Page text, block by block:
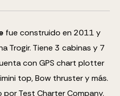
fue construido en 2011 y
Trogir. Tiene 3 cabinas y 7
con GPS chart plotter
top, Bow thrustery más.
Test Charter Company.